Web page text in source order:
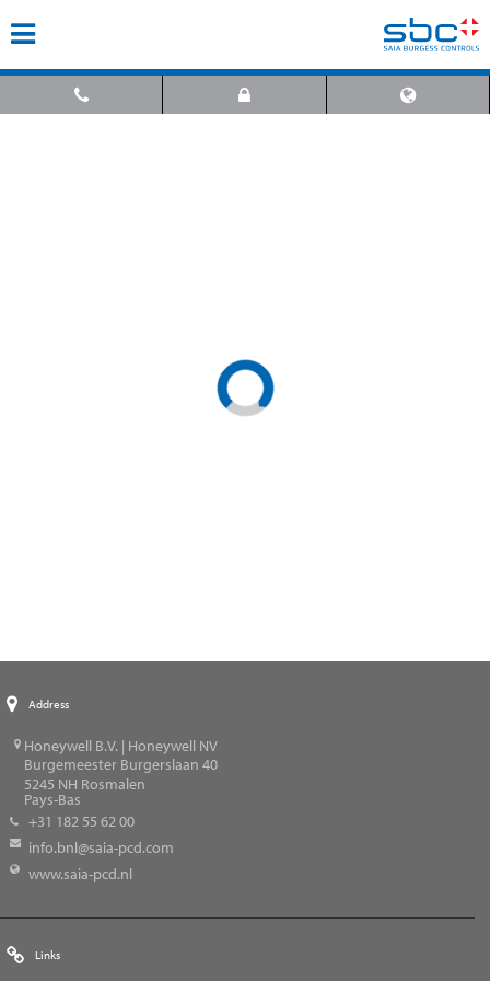
Address
Honeywell B.V. | Honeywell NV
Burgemeester Burgerslaan 40
5245 NH Rosmalen
Pays-Bas
+31 182 55 62 00
info.bnl@saia-pcd.com
www.saia-pcd.nl
Links